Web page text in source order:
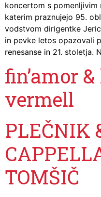
koncertom s pomenljivim
katerim praznujejo 95.
vodstvom dirigentke
in pevke letos opazovali
renesanse in 21. stoletja.
fin’amor
vermell
PLEČNIK
TOMŠIČ